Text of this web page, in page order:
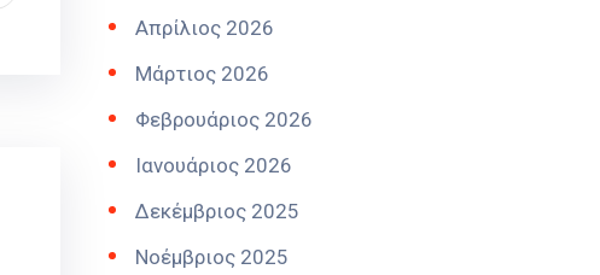
Απρίλιος 2026
Μάρτιος 2026
Φεβρουάριος 2026
Ιανουάριος 2026
Δεκέμβριος 2025
Νοέμβριος 2025